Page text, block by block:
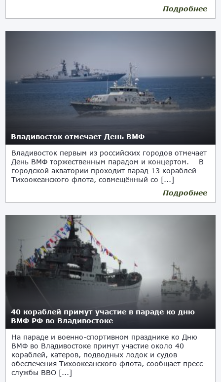
Подробнее
Владивосток отмечает День ВМФ
Владивосток первым из российских городов отмечает
День ВМФ торжественным парадом и концертом. В
городской акватории проходит парад 13 кораблей
Тихоокеанского флота, совмещённый со [...]
Подробнее
40 кораблей примут участие в параде ко дню
ВМФ РФ во Владивостоке
На параде и военно-спортивном празднике ко Дню
ВМФ во Владивостоке примут участие около 40
кораблей, катеров, подводных лодок и судов
обеспечения Тихоокеанского флота, сообщает пресс-
службы ВВО [...]